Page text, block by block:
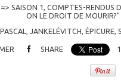
=> SAISON 1 ,COMPTES-RENDUS
ON LE DROIT DE MOURIR?"
PASCAL,JANKELÉVITCH,ÉPICURE,
SHARE 1